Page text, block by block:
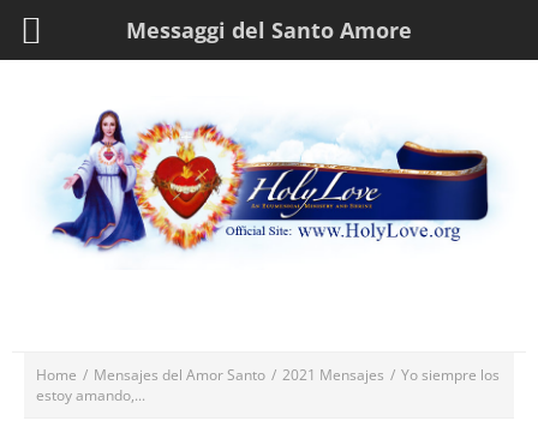
Home / Mensajes del Amor Santo / 2021 Mensajes / Yo siempre los
estoy amando,...
Messaggi del Santo Amore